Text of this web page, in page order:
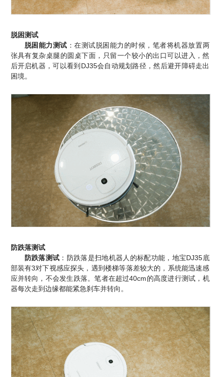
脱困测试
脱困能力测试 ：在测试脱困能力的时候，笔者将机器放置两
张具有复杂桌腿的圆桌下面，只留一个较小的出口可以进入，然
后开启机器，可以看到DJ35会自动规划路径，然后避开障碍走出
困境。
防跌落测试
防跌落测试 ：防跌落是扫地机器人的标配功能，地宝DJ35底
部装有3对下视感应探头，遇到楼梯等落差较大的，系统能迅速感
应并转向，不会发生跌落。笔者在超过40cm的高度进行测试，机
器每次走到边缘都能紧急刹车并转向。